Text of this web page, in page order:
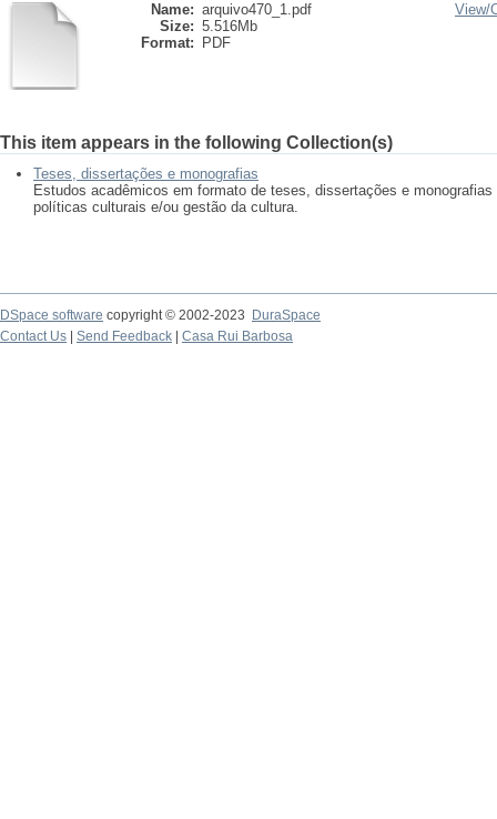
Name: arquivo470_1.pdf
Size: 5.516Mb
Format:
PDF
View/
This item appears in the following Collection(s)
Teses, dissertações e monografias
Estudos acadêmicos em formato de teses, dissertações e
políticas culturais e/ou gestão da cultura.
DSpace software copyright © 2002-2023
DuraSpace
Contact Us
Send Feedback Casa Rui Barbosa